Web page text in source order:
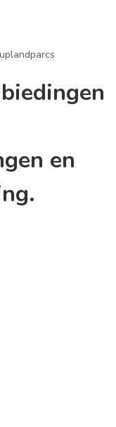
uplandparcs
en